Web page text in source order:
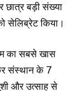
छात्र बड़ी संख्या
सेलिब्रेट किया।
का सबसे खास
संस्थान के 7
और उत्साह से